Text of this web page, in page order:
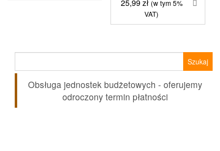
25,99zł (w tym 5%
VAT)
Obsługa jednostek budżetowych - oferujemy
odroczony termin płatności